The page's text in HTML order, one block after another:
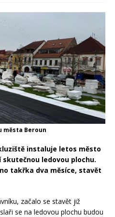
města Beroun
instaluje letos město
skutečnou ledovou plochu.
takřka dva měsíce, stavět
začalo se stavět již
se na ledovou plochu budou